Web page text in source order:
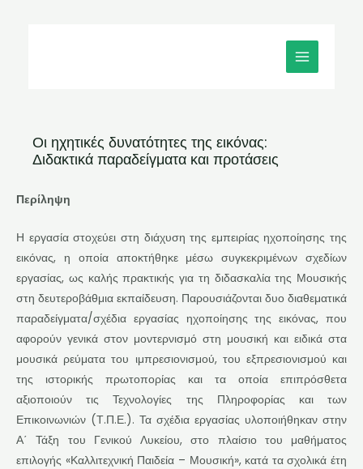
MAIN
MENU
Οι ηχητικές δυνατότητες της εικόνας:
Διδακτικά παραδείγματα και προτάσεις
Περίληψη
Η εργασία στοχεύει στη διάχυση της εμπειρίας ηχοποίησης της
εικόνας, η οποία αποκτήθηκε μέσω συγκεκριμένων σχεδίων
εργασίας, ως καλής πρακτικής για τη διδασκαλία της Μουσικής
στη δευτεροβάθμια εκπαίδευση. Παρουσιάζονται δυο διαθεματικά
παραδείγματα/σχέδια εργασίας ηχοποίησης της εικόνας, που
αφορούν γενικά στον μοντερνισμό στη μουσική και ειδικά στα
μουσικά ρεύματα του ιμπρεσιονισμού, του εξπρεσιονισμού και
της ιστορικής πρωτοπορίας και τα οποία επιπρόσθετα
αξιοποιούν τις Τεχνολογίες της Πληροφορίας και των
Επικοινωνιών (Τ.Π.Ε.). Τα σχέδια εργασίας υλοποιήθηκαν στην
Α΄ Τάξη του Γενικού Λυκείου, στο πλαίσιο του μαθήματος
επιλογής «Καλλιτεχνική Παιδεία – Μουσική», κατά τα σχολικά έτη